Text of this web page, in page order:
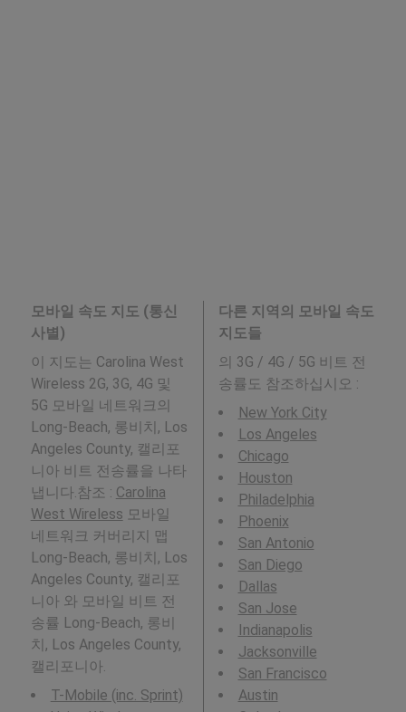
모바일 속도 지도 (통신
사별)
이 지도는 Carolina West
Wireless 2G, 3G, 4G 및
5G 모바일 네트워크의
Long-Beach, 롱비치, Los
Angeles County, 캘리포
니아 비트 전송률을 나타
냅니다.참조 : Carolina
West Wireless 모바일
네트워크 커버리지 맵
Long-Beach, 롱비치, Los
Angeles County, 캘리포
니아 와 모바일 비트 전
송률 Long-Beach, 롱비
치, Los Angeles County,
캘리포니아.
T-Mobile (inc. Sprint)
다른 지역의 모바일 속도
지도들
의 3G / 4G / 5G 비트 전
송률도 참조하십시오 :
New York City
Los Angeles
Chicago
Houston
Philadelphia
Phoenix
San Antonio
San Diego
Dallas
San Jose
Indianapolis
Jacksonville
San Francisco
Austin